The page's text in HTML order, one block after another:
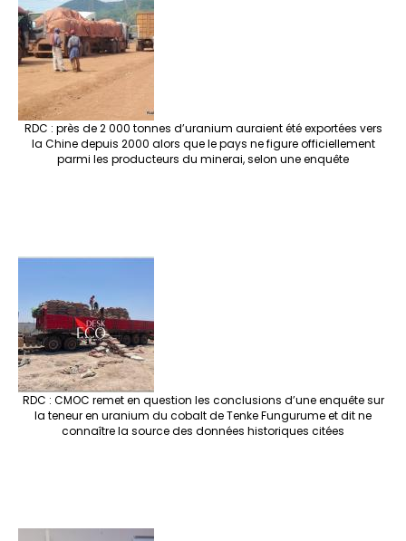
RDC : près de 2 000 tonnes d’uranium auraient été exportées vers
la Chine depuis 2000 alors que le pays ne figure officiellement
parmi les producteurs du minerai, selon une enquête
RDC : CMOC remet en question les conclusions d’une enquête sur
la teneur en uranium du cobalt de Tenke Fungurume et dit ne
connaître la source des données historiques citées